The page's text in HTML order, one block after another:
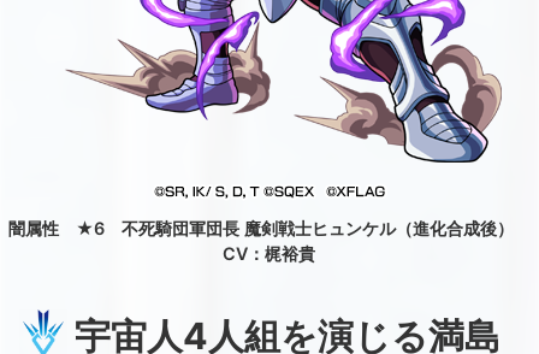
闇属性 ★6 不死騎団軍団長 魔剣戦士ヒュンケル（進化合成後）
CV：梶裕貴
宇宙人4人組を演じる満島